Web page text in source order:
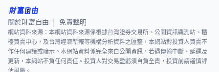
關於財富自由 免責聲明
網站資料來源：本網站資料來源係根據台灣證券交易所、公開資訊觀測站、櫃
檯買賣中心，及台灣經濟新報等機構分析資料之匯整，本網站對投資人買賣不
作任何建議或暗示。本網站資料係完全來自公開資訊，若遇傳輸中斷、延遲及
更新，本網站不負任何責任。投資人對交易盈虧須自負全責，投資前請謹慎評